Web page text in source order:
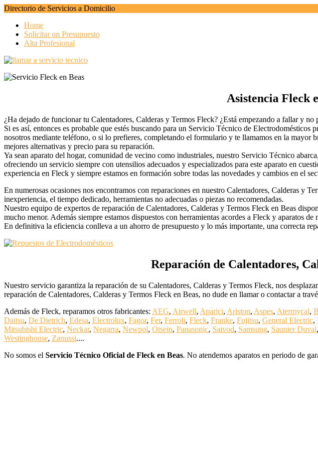
Directorio de Servicios a Domicilio
Home
Solicitar un Presupuesto
Alta Profesional
Asistencia Fleck
¿Ha dejado de funcionar tu Calentadores, Calderas y Termos Fleck? ¿Está empezando a fallar y no
Si es así, entonces es probable que estés buscando para un Servicio Técnico de
nosotros mediante teléfono, o si lo prefieres, completando el formulario y te llamamos en la
mejores alternativas y precio para su reparación.
Ya sean aparato del hogar, comunidad de vecino como industriales, nuestro Servicio Técnico
ofreciendo un servicio siempre con utensilios adecuados y especializados para este aparato en
experiencia en Fleck y siempre estamos en formación sobre todas las novedades y cambios en el
En numerosas ocasiones nos encontramos con reparaciones en nuestro Calentadores, Calderas y
inexperiencia, el tiempo dedicado, herramientas no adecuadas o piezas no recomendadas.
Nuestro equipo de expertos de reparación de Calentadores, Calderas y Termos Fleck en Beas
mucho menor. Además siempre estamos dispuestos con herramientas acordes a Fleck y aparatos
En definitiva la eficiencia conlleva a un ahorro de presupuesto y lo más importante, una correcta
Reparación de Calentadores,
Nuestro servicio garantiza la reparación de su Calentadores, Calderas y Termos Fleck, nos
reparación de Calentadores, Calderas y Termos Fleck en Beas, no dude en llamar o contactar a
Además de Fleck, reparamos otros fabricantes: AEG, Airwell, Aparici, Ariston, Aspes, Atermycal,
Daitsu, De Dietrich, Edesa, Electrolux, Fagor, Fer, Ferroli, Fleck, Franke, Fujitsu, General Electric,
Mitsubishi Electric, Neckar, Negarra, Newpol, Otsein, Panasonic, Saivod, Samsung, Saunier Duval,
Westinghouse, Zanussi....
No somos el Servicio Técnico Oficial de Fleck en Beas. No atendemos aparatos en periodo de